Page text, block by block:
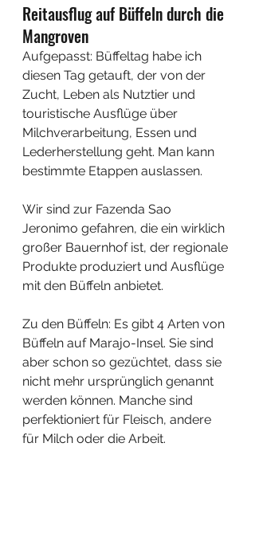
Reitausflug auf Büffeln durch die
Mangroven
Aufgepasst: Büffeltag habe ich
diesen Tag getauft, der von der
Zucht, Leben als Nutztier und
touristische Ausflüge über
Milchverarbeitung, Essen und
Lederherstellung geht. Man kann
bestimmte Etappen auslassen.
Wir sind zur Fazenda Sao
Jeronimo gefahren, die ein wirklich
großer Bauernhof ist, der regionale
Produkte produziert und Ausflüge
mit den Büffeln anbietet.
Zu den Büffeln: Es gibt 4 Arten von
Büffeln auf Marajo-Insel. Sie sind
aber schon so gezüchtet, dass sie
nicht mehr ursprünglich genannt
werden können. Manche sind
perfektioniert für Fleisch, andere
für Milch oder die Arbeit.